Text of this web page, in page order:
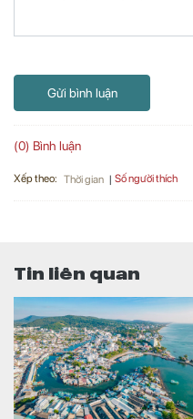
Gửi bình luận
(0) Bình luận
Xếp theo: Thời gian Số người thích
Tin liên quan